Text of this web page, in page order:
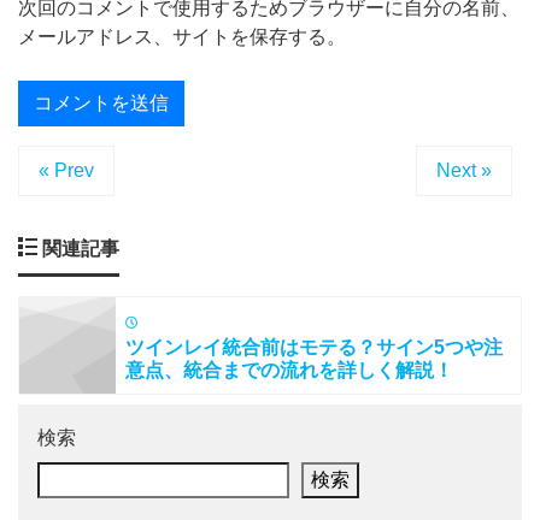
次回のコメントで使用するためブラウザーに自分の名前、
メールアドレス、サイトを保存する。
« Prev Next »
関連記事
ツインレイ統合前はモテる？サイン5つや注
意点、統合までの流れを詳しく解説！
検索
検索